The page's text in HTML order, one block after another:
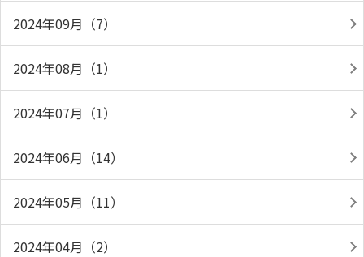
2024年09月（7）
2024年08月（1）
2024年07月（1）
2024年06月（14）
2024年05月（11）
2024年04月（2）